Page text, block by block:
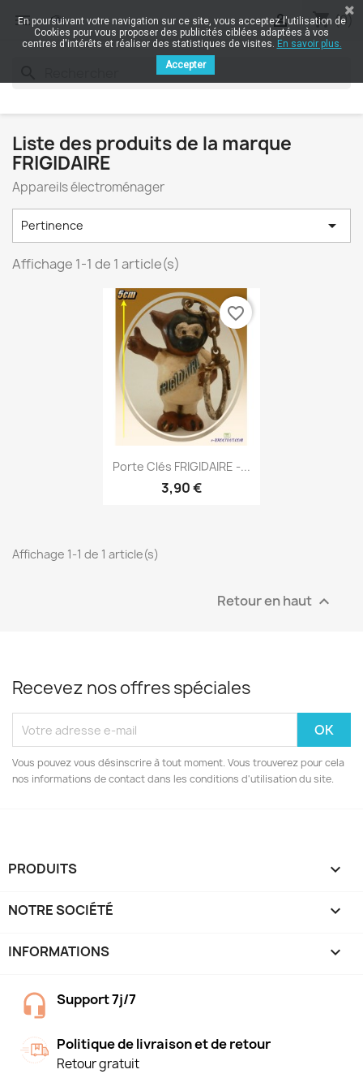
 shopping_cart (0)

Liste des produits de la marque
FRIGIDAIRE
Appareils électroménager
Pertinence 
Affichage 1-1 de 1 article(s)
Aperçu rapide
Porte Clés FRIGIDAIRE -...
3,90 €
favorite_border
Affichage 1-1 de 1 article(s)
Retour en haut 
Recevez nos offres spéciales
Vous pouvez vous désinscrire à tout moment. Vous trouverez pour cela
nos informations de contact dans les conditions d'utilisation du site.
PRODUITS 
NOTRE SOCIÉTÉ 
INFORMATIONS keyboard_arrow_down
Support 7j/7
Politique de livraison et de retour
Retour gratuit
En poursuivant votre navigation sur ce site, vous acceptez l'utilisation de
Cookies pour vous proposer des publicités ciblées adaptées à vos
centres d'intérêts et réaliser des statistiques de visites. En savoir plus.
Accepter